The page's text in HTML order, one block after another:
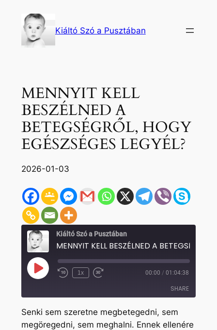
tartalomhoz
Kiáltó Szó a Pusztában
MENNYIT KELL
BESZÉLNED A
BETEGSÉGRŐL, HOGY
EGÉSZSÉGES LEGYÉL?
2026-01-03
Kiáltó Szó a Pusztában
Play
Episode Rewind
1x
Fast
seconds
00:00 / 01:04:38
SHARE
SHARE
Senki sem szeretne megbetegedni, sem
megöregedni, sem meghalni. Ennek ellenére